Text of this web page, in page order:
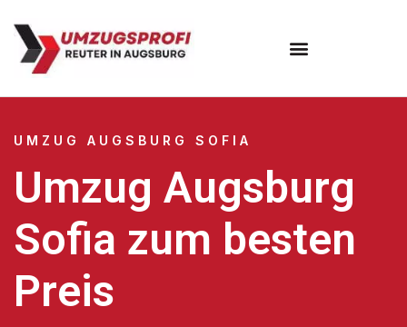
UMZUG AUGSBURG SOFIA
Umzug Augsburg
Sofia zum besten
Preis